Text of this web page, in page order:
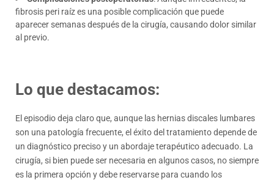
fibrosis peri raíz es una posible complicación que puede
aparecer semanas después de la cirugía, causando dolor similar
al previo.
Lo que destacamos:
El episodio deja claro que, aunque las hernias discales lumbares
son una patología frecuente, el éxito del tratamiento depende de
un diagnóstico preciso y un abordaje terapéutico adecuado. La
cirugía, si bien puede ser necesaria en algunos casos, no siempre
es la primera opción y debe reservarse para cuando los